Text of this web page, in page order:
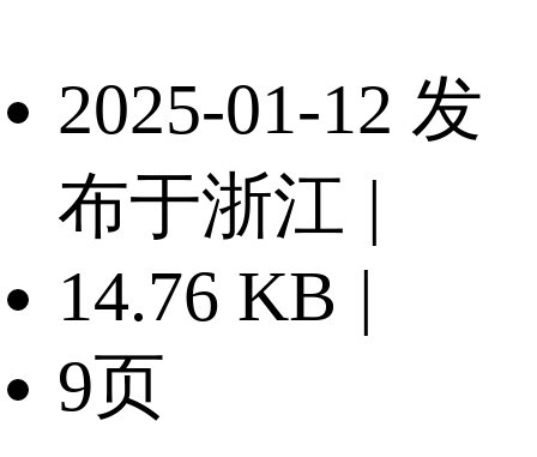
2025-01-12 发
布于浙江 |
14.76 KB |
9页